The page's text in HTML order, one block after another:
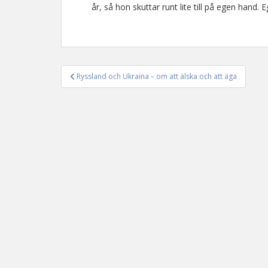
år, så hon skuttar runt lite till på egen hand.
Inläggsnavigering
Ryssland och Ukraina – om att älska och att äga